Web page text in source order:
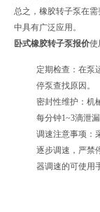
总之，橡胶转子泵在
中具有广泛应用。
卧式橡胶转子泵报价使
定期检查：在泵
停泵查找原因。
密封性维护：机
每分钟1~3滴泄
调速注意事项：
逐步调速，严禁
器调速的可使用